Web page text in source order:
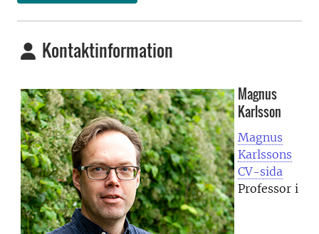
Kontaktinformation
Magnus
Karlsson
Magnus
Karlssons
CV-sida
Professor i